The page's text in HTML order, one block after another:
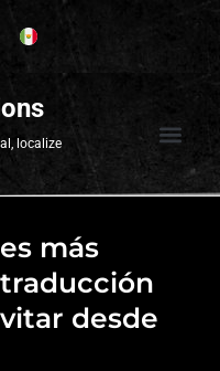
localize
más
desde